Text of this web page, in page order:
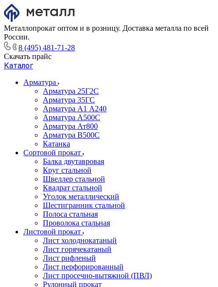
Металлопрокат оптом и в розницу. Доставка металла по всей
России.
8 (495) 481-71-28
Скачать прайс
Каталог
Арматура
Арматура 25Г2С
Арматура 35ГС
Арматура А1 А240
Арматура А500С
Арматура Ат800
Арматура В500С
Катанка
Сортовой прокат
Балка двутавровая
Круг стальной
Швеллер стальной
Квадрат стальной
Уголок металлический
Шестигранник стальной
Полоса стальная
Проволока стальная
Листовой прокат
Лист холоднокатаный
Лист горячекатаный
Лист рифленый
Лист перфорированный
Лист просечно-вытяжной (ПВЛ)
Рулонный прокат